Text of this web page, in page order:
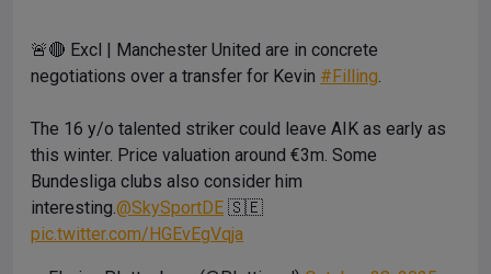
🚨🔴 Excl | Manchester United are in concrete
negotiations over a transfer for Kevin #Filling.
The 16 y/o talented striker could leave AIK as early as
this winter. Price valuation around €3m. Some
Bundesliga clubs also consider him
interesting.@SkySportDE 🇸🇪
pic.twitter.com/HGEvEgVqja